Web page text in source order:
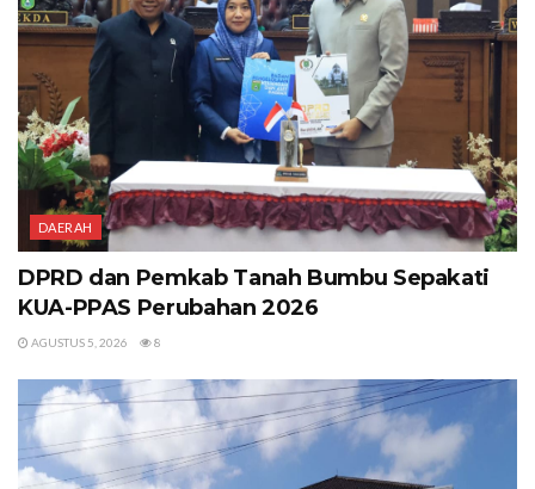
DAERAH
DPRD dan Pemkab Tanah Bumbu Sepakati
KUA-PPAS Perubahan 2026
AGUSTUS 5, 2026 8